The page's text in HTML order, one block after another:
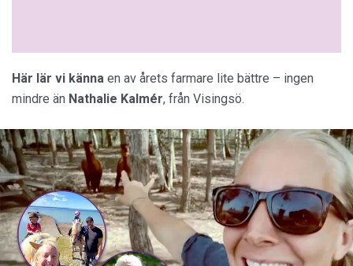
Här lär vi känna en av årets farmare lite bättre – ingen
mindre än Nathalie Kalmér, från Visingsö.